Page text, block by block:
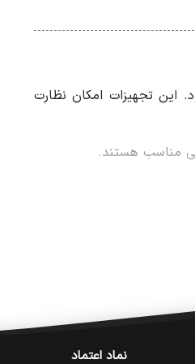
این تجهیزات امکان نظارت
مناسب هستند.
نماد اعتماد